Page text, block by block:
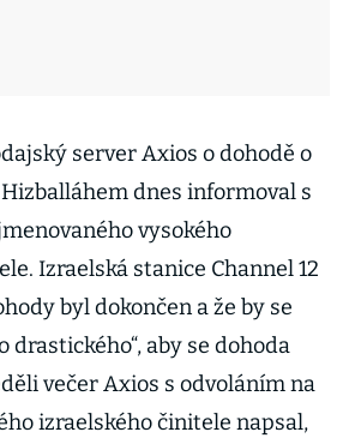
server Axios o dohodě o
dnes informoval s
vysokého
Izraelská stanice Channel 12
byl dokončen a že by se
drastického“, aby se dohoda
večer Axios s odvoláním na
izraelského činitele napsal,